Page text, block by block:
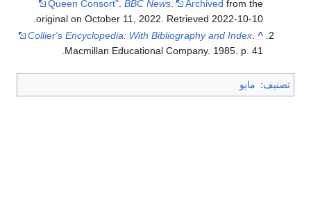
Queen Consort".BBC News. Archived from the
original on October 11, 2022. Retrieved2022-10-10
.
^
Collier's Encyclopedia: With Bibliography and Index
Macmillan Educational Company. 1985. p. 41.
تصنيف: مايو